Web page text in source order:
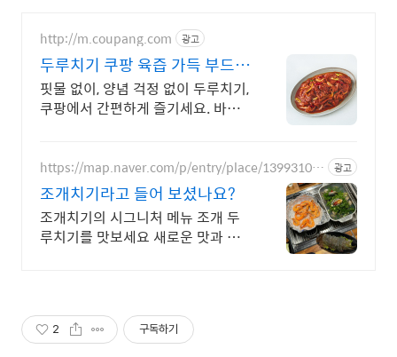
http://m.coupang.com 광고
두루치기 쿠팡 육즙 가득 부드러
운 고기
핏물 없이, 양념 걱정 없이 두루치기,
쿠팡에서 간편하게 즐기세요. 바쁜
요.
https://map.naver.com/p/entry/place/13993106 광고
조개치기라고 들어 보셨나요?
조개치기의 시그니처 메뉴 조개 두
루치기를 맛보세요 새로운 맛과 칼
2 구독하기